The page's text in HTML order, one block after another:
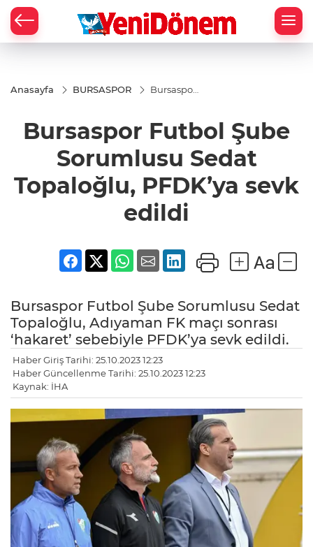
Anasayfa BURSASPOR
Bursaspor
Sorumlusu
Sedat
PFDK’ya
sevk edildi
Bursaspor Futbol Şube
Sorumlusu Sedat
Topaloğlu, PFDK’ya sevk
edildi
Bursaspor Futbol Şube Sorumlusu Sedat
Topaloğlu, Adıyaman FK maçı sonrası
‘hakaret’ sebebiyle PFDK’ya sevk edildi.
Haber Giriş Tarihi: 25.10.2023 12:23
Haber Güncellenme Tarihi: 25.10.2023 12:23
Kaynak: İHA